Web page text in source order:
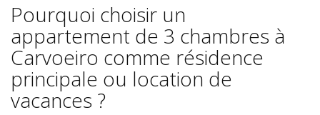
Pourquoi choisir un
appartement de 3 chambres à
Carvoeiro comme résidence
principale ou location de
vacances ?